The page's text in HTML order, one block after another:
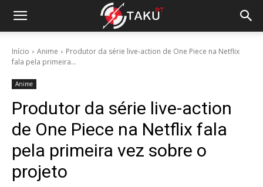
Início Anime
Produtor da série live-action de One Piece na Netflix
fala pela primeira...
Anime
Produtor da série live-action
de One Piece na Netflix fala
pela primeira vez sobre o
projeto